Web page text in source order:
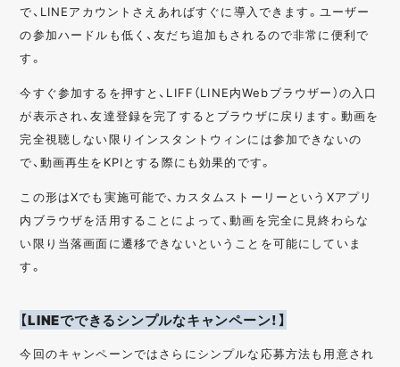
で、LINEアカウントさえあればすぐに導入できます。ユーザー
の参加ハードルも低く、友だち追加もされるので非常に便利で
す。
今すぐ参加するを押すと、LIFF（LINE内Webブラウザー）の入口
が表示され、友達登録を完了するとブラウザに戻ります。動画を
完全視聴しない限りインスタントウィンには参加できないの
で、動画再生をKPIとする際にも効果的です。
この形はXでも実施可能で、カスタムストーリーというXアプリ
内ブラウザを活用することによって、動画を完全に見終わらな
い限り当落画面に遷移できないということを可能にしていま
す。
【LINEでできるシンプルなキャンペーン！】
今回のキャンペーンではさらにシンプルな応募方法も用意され